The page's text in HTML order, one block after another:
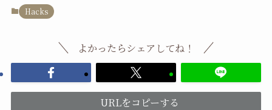
Hacks
よかったらシェアしてね！
URLをコピーする